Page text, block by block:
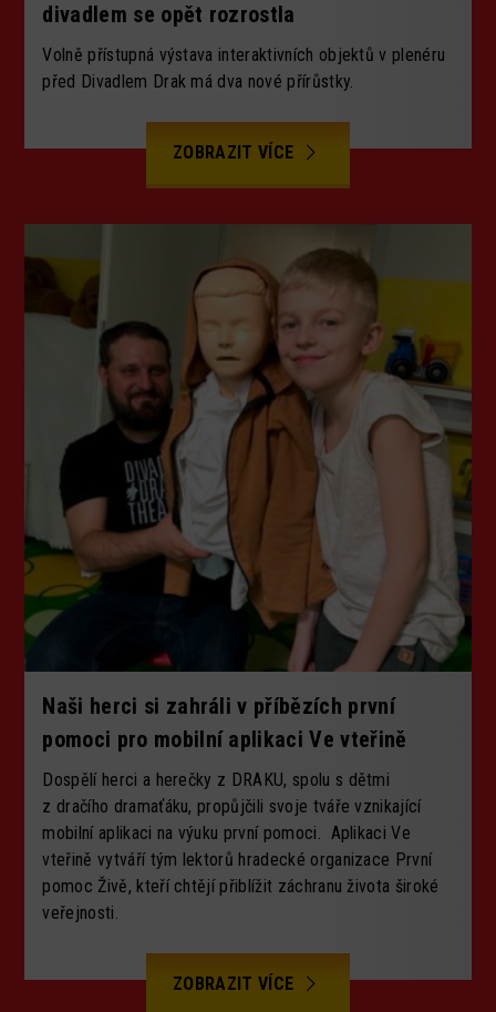
divadlem se opět rozrostla
Volně přístupná výstava interaktivních objektů v plenéru
před Divadlem Drak má dva nové přírůstky.
ZOBRAZIT VÍCE
Naši herci si zahráli v příbězích první
pomoci pro mobilní aplikaci Ve vteřině
Dospělí herci a herečky z DRAKU, spolu s dětmi
z dračího dramaťáku, propůjčili svoje tváře vznikající
mobilní aplikaci na výuku první pomoci. Aplikaci Ve
vteřině vytváří tým lektorů hradecké organizace První
pomoc Živě, kteří chtějí přiblížit záchranu života široké
veřejnosti.
ZOBRAZIT VÍCE